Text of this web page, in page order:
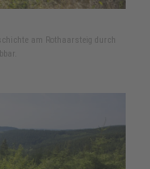
am Rothaarsteig durch